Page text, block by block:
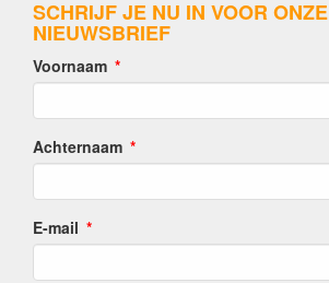
SCHRIJF JE NU IN VOOR ONZE
NIEUWSBRIEF
Voornaam
Achternaam
E-mail